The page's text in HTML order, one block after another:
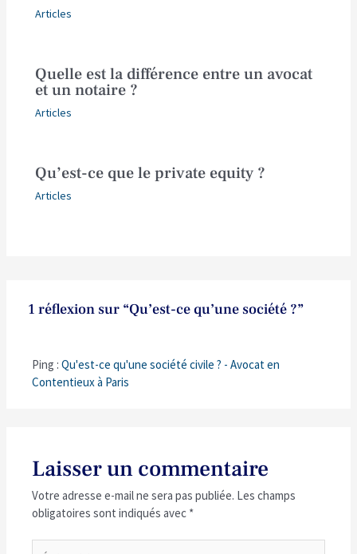
Articles
Quelle est la différence entre un avocat
et un notaire ?
Articles
Qu’est-ce que le private equity ?
Articles
1 réflexion sur “Qu’est-ce qu’une société ?”
Ping :Qu'est-ce qu'une société civile ? - Avocat en
Contentieux à Paris
Laisser un commentaire
Votre adresse e-mail ne sera pas publiée. Les champs
obligatoires sont indiqués avec *